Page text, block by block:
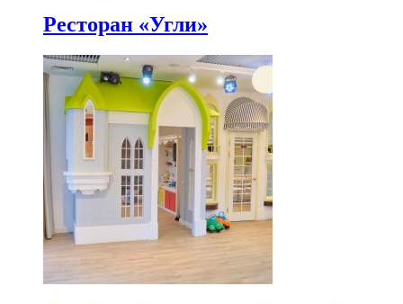
Ресторан «Угли»